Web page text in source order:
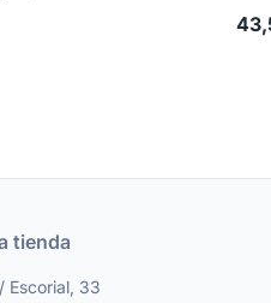
tienda
Escorial, 33